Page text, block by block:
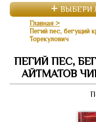
ВЫБЕРИ
Главная
Пегий пес, бегущий
Торекулович
ПЕГИЙ ПЕС,
АЙТМАТОВ